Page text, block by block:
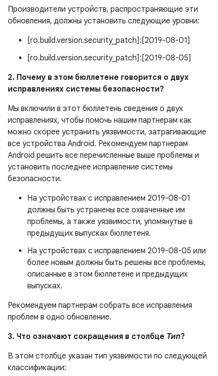
Производители устройств, распространяющие эти
обновления, должны установить следующие уровни:
[ro.build.version.security_patch]:[2019-08-01]
[ro.build.version.security_patch]:[2019-08-05]
2. Почему в этом бюллетене говорится о двух
исправлениях системы безопасности?
Мы включили в этот бюллетень сведения о двух
исправлениях, чтобы помочь нашим партнерам как
можно скорее устранить уязвимости, затрагивающие
все устройства Android. Рекомендуем партнерам
Android решить все перечисленные выше проблемы и
установить последнее исправление системы
безопасности.
На устройствах с исправлением 2019-08-01
должны быть устранены все охваченные им
проблемы, а также уязвимости, упомянутые в
предыдущих выпусках бюллетеня.
На устройствах с исправлением 2019-08-05 или
более новым должны быть решены все проблемы,
описанные в этом бюллетене и предыдущих
выпусках.
Рекомендуем партнерам собрать все исправления
проблем в одно обновление.
3. Что означают сокращения в столбце Тип?
В этом столбце указан тип уязвимости по следующей
классификации: